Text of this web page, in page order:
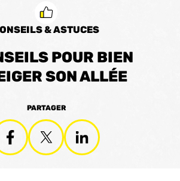
& ASTUCES
POUR BIEN
SON ALLÉE
PARTAGER